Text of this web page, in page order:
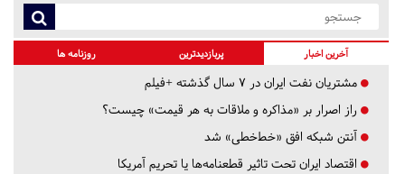
آخرین اخبار پربازدیدترین روزنامه ها
مشتریان نفت ایران در ۷ سال گذشته +فیلم
راز اصرار بر «مذاکره و ملاقات به هر قیمت» چیست؟
آنتن شبکه افق «خط‌خطی» شد
اقتصاد ایران تحت تاثیر قطعنامه‌ها یا تحریم‌ آمریکا